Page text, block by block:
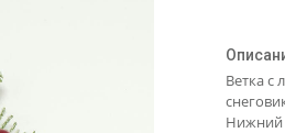
Ветка с
Нижний